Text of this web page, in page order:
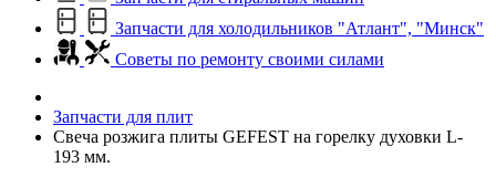
Запчасти для холодильников "Атлант", "Минск"
Советы по ремонту своими силами
Запчасти для плит
Свеча розжига плиты GEFEST на горелку духовки L-
193 мм.